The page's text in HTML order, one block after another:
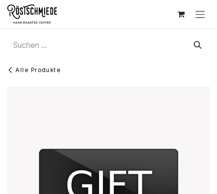
Zum Inhalt springen
Alle Produkte